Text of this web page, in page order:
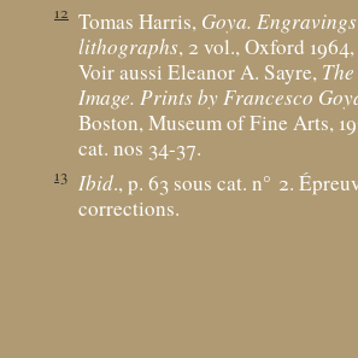
12 Tomas Harris, Goya.
lithographs, 2 vol., Oxford
Voir aussi Eleanor A. Sayre,
Image. Prints by Francesco
Boston, Museum of Fine Arts,
cat. nos 34-37.
13 Ibid., p. 63 sous cat. n° 2.
corrections.